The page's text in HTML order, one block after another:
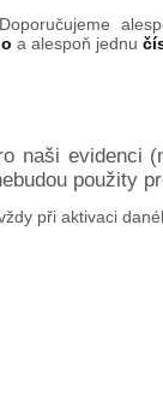
a alespoň jednu
naši evidenci
použity
při aktivaci